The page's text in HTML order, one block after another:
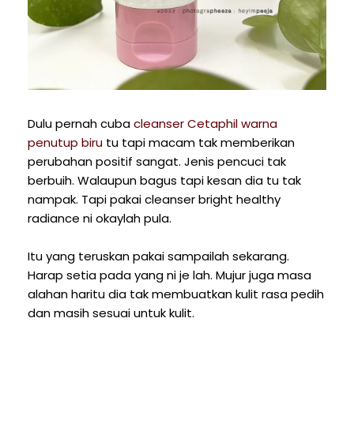
Dulu pernah cubacleanser Cetaphil warna
penutup biru tu tapi macam tak memberikan
perubahan positif sangat. Jenis pencuci tak
berbuih. Walaupun bagus tapi kesan dia tu tak
nampak. Tapi pakai cleanser bright healthy
radiance ni okaylah pula.
Itu yang teruskan pakai sampailah sekarang.
Harap setia pada yang ni je lah. Mujur juga masa
alahan haritu dia tak membuatkan kulit rasa pedih
dan masih sesuai untuk kulit.